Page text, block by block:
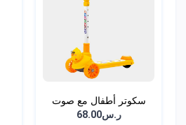
سكوتر أطفال مع صوت
وانو...ر.س68.00